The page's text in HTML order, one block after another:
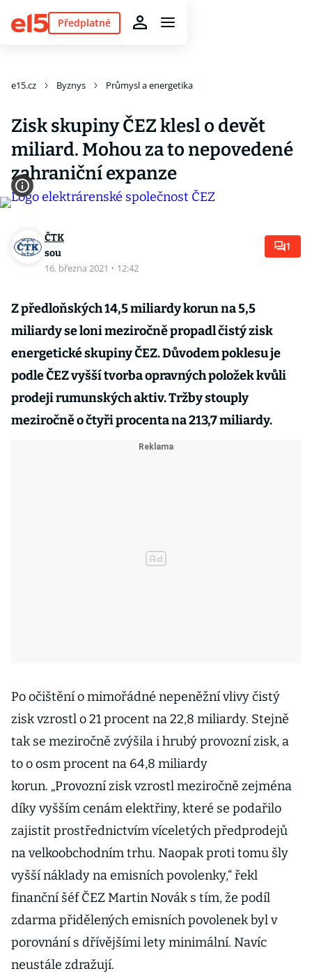
Předplatné
e15.cz Byznys Průmysl a energetika
Zisk skupiny ČEZ klesl o devět
miliard. Mohou za to nepovedené
zahraniční expanze
ČTK
sou
16. března 2021 · 12:42
1
Z předloňských 14,5 miliardy korun na 5,5
miliardy se loni meziročně propadl čistý zisk
energetické skupiny ČEZ. Důvodem poklesu je
podle ČEZ vyšší tvorba opravných položek kvůli
prodeji rumunských aktiv. Tržby stouply
meziročně o čtyři procenta na 213,7 miliardy.
Po očištění o mimořádné nepeněžní vlivy čistý
zisk vzrostl o 21 procent na 22,8 miliardy. Stejně
tak se meziročně zvýšila i hrubý provozní zisk, a
to o osm procent na 64,8 miliardy
korun. „Provozní zisk vzrostl meziročně zejména
díky vyšším cenám elektřiny, které se podařilo
zajistit prostřednictvím víceletých předprodejů
na velkoobchodním trhu. Naopak proti tomu šly
vyšší náklady na emisních povolenky,“ řekl
finanční šéf ČEZ Martin Novák s tím, že podíl
zdarma přidělených emisních povolenek byl v
porovnání s dřívějšími lety minimální. Navíc
neustále zdražují.